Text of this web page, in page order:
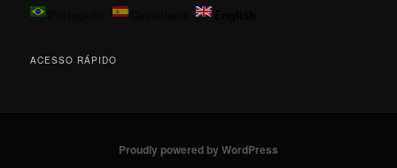
ACESSO RÁPIDO
Proudly powered by WordPress